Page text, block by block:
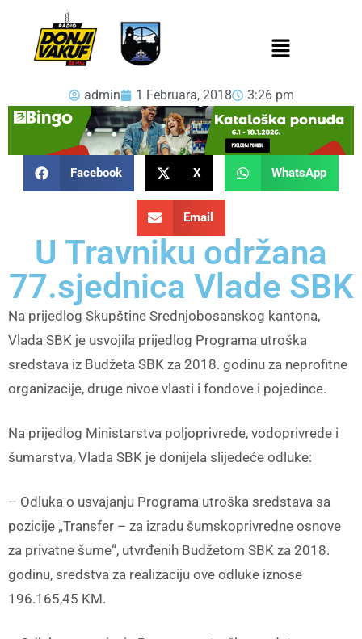
admin 1 Februara, 2018 3:26 pm
Facebook X WhatsApp
Email
U Travniku održana
77.sjednica Vlade SBK
Na prijedlog Skupštine Srednjobosanskog kantona,
Vlada SBK je usvojila prijedlog Programa utroška
sredstava iz Budžeta SBK za 2018. godinu za neprofitne
organizacije, druge nivoe vlasti i fondove i pojedince.
Na prijedlog Ministarstva poljoprivrede, vodoprivrede i
šumarstva, Vlada SBK je donijela slijedeće odluke:
– Odluka o usvajanju Programa utroška sredstava sa
pozicije „Transfer – za izradu šumskoprivredne osnove
za privatne šume“, utvrđenih Budžetom SBK za 2018.
godinu, sredstva za realizaciju ove odluke iznose
196.165,45 KM.